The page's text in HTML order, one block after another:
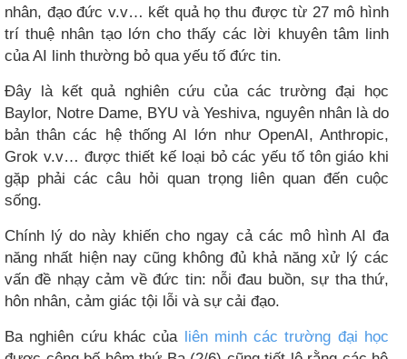
nhân, đạo đức v.v… kết quả họ thu được từ 27 mô hình
trí thuệ nhân tạo lớn cho thấy các lời khuyên tâm linh
của AI linh thường bỏ qua yếu tố đức tin.
Đây là kết quả nghiên cứu của các trường đại học
Baylor, Notre Dame, BYU và Yeshiva, nguyên nhân là do
bản thân các hệ thống AI lớn như OpenAI, Anthropic,
Grok v.v… được thiết kế loại bỏ các yếu tố tôn giáo khi
gặp phải các câu hỏi quan trọng liên quan đến cuộc
sống.
Chính lý do này khiến cho ngay cả các mô hình AI đa
năng nhất hiện nay cũng không đủ khả năng xử lý các
vấn đề nhạy cảm về đức tin: nỗi đau buồn, sự tha thứ,
hôn nhân, cảm giác tội lỗi và sự cải đạo.
Ba nghiên cứu khác của liên minh các trường đại học